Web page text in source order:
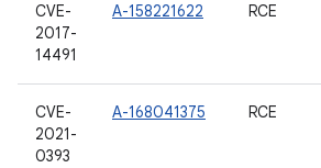
CVE-
2017-
14491
A-158221622 RCE
CVE-
2021-
0393
A-168041375 RCE